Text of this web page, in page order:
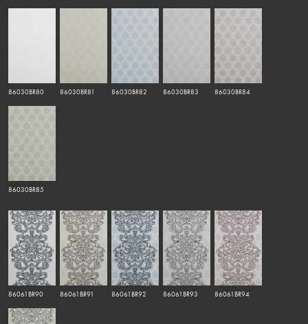
86030BR80 86030BR81 86030BR82 86030BR83 86030BR84
86030BR85
86061BR90 86061BR91 86061BR92 86061BR93 86061BR94